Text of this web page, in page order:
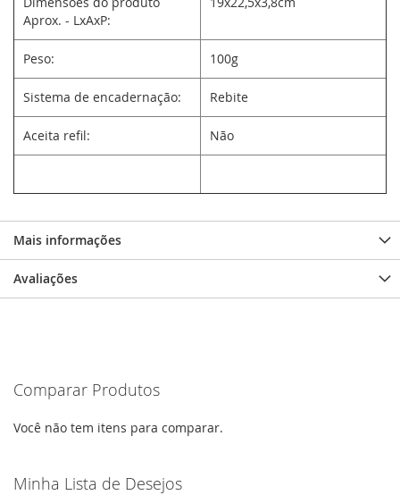
Aprox. - LxAxP:
Peso: 100g
Sistema de encadernação: Rebite
Aceita refil: Não
Mais informações
Avaliações
Comparar Produtos
Você não tem itens para comparar.
Minha Lista de Desejos